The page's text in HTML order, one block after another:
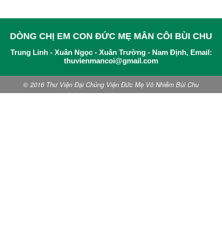
DÒNG CHỊ EM CON ĐỨC MẸ MÂN CÔI BÙI CHU
Trung Linh - Xuân Ngọc - Xuân Trường - Nam Định, Email:
thuvienmancoi@gmail.com
© 2016 Thư Viện Đại Chủng Viện Đức Mẹ Vô Nhiễm Bùi Chu